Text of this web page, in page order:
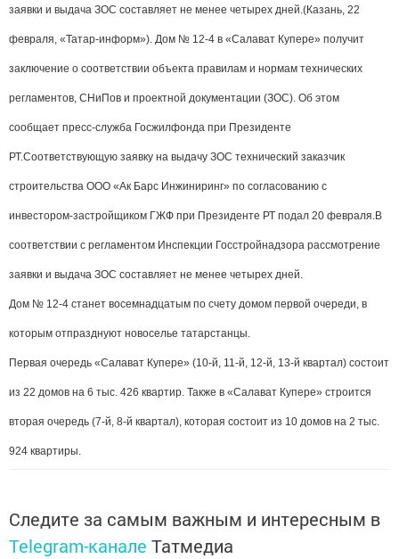
заявки и выдача ЗОС составляет не менее четырех дней.(Казань, 22
февраля, «Татар-информ»). Дом № 12-4 в «Салават Купере» получит
заключение о соответствии объекта правилам и нормам технических
регламентов, СНиПов и проектной документации (ЗОС). Об этом
сообщает пресс-служба Госжилфонда при Президенте
РТ.Соответствующую заявку на выдачу ЗОС технический заказчик
строительства ООО «Ак Барс Инжиниринг» по согласованию с
инвестором-застройщиком ГЖФ при Президенте РТ подал 20 февраля.В
соответствии с регламентом Инспекции Госстройнадзора рассмотрение
заявки и выдача ЗОС составляет не менее четырех дней.
Дом № 12-4 станет восемнадцатым по счету домом первой очереди, в
которым отпразднуют новоселье татарстанцы.
Первая очередь «Салават Купере» (10-й, 11-й, 12-й, 13-й квартал) состоит
из 22 домов на 6 тыс. 426 квартир. Также в «Салават Купере» строится
вторая очередь (7-й, 8-й квартал), которая состоит из 10 домов на 2 тыс.
924 квартиры.
Следите за самым важным и интересным в
Telegram-канале Татмедиа